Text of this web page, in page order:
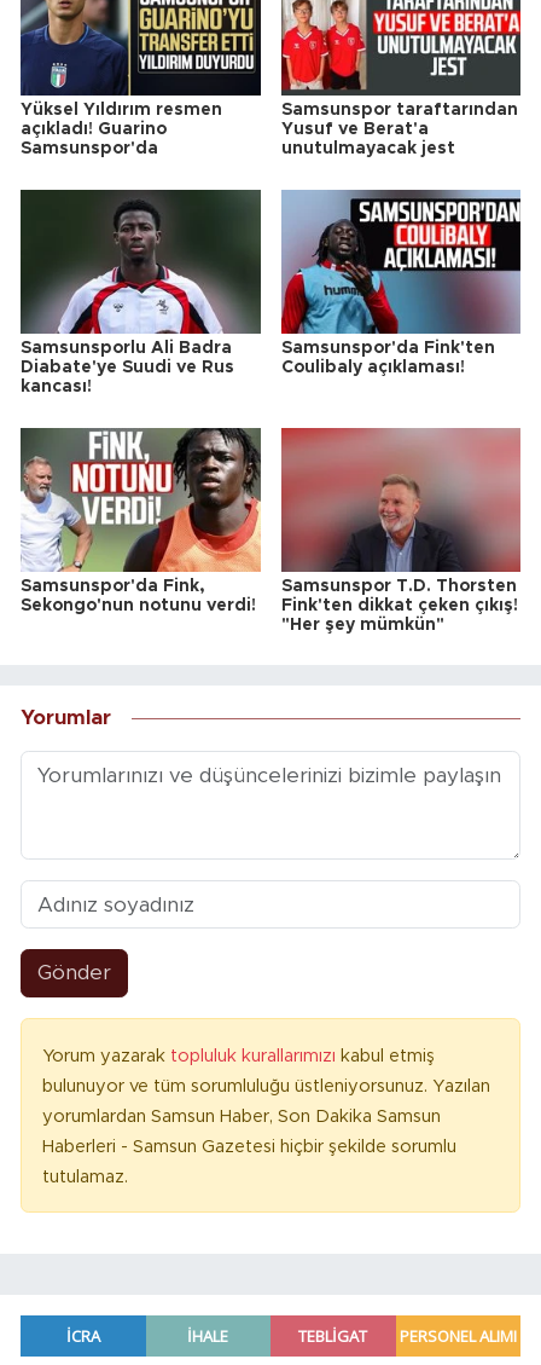
Yüksel Yıldırım resmen
açıkladı! Guarino
Samsunspor'da
Samsunspor taraftarından
Yusuf ve Berat'a
unutulmayacak jest
Samsunsporlu Ali Badra
Diabate'ye Suudi ve Rus
kancası!
Samsunspor'da Fink'ten
Coulibaly açıklaması!
Samsunspor'da Fink,
Sekongo'nun notunu verdi!
Samsunspor T.D. Thorsten
Fink'ten dikkat çeken çıkış!
"Her şey mümkün"
Yorumlar
Gönder
Yorum yazarak topluluk kurallarımızı kabul etmiş
bulunuyor ve tüm sorumluluğu üstleniyorsunuz. Yazılan
yorumlardan Samsun Haber, Son Dakika Samsun
Haberleri - Samsun Gazetesi hiçbir şekilde sorumlu
tutulamaz.